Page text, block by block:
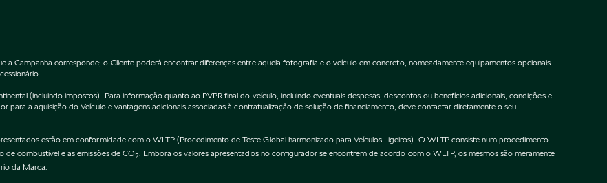
Campanha corresponde; o Cliente poderá encontrar diferenças entre aquela fotografia e o veículo em concreto, nomeadamente equipamentos opcionais.
(incluindo impostos). Para informação quanto ao PVPR final do veículo, incluindo eventuais despesas, descontos ou benefícios adicionais, condições e
a aquisição do Veículo e vantagens adicionais associadas à contratualização de solução de financiamento, deve contactar diretamente o seu
estão em conformidade com o WLTP (Procedimento de Teste Global harmonizado para Veículos Ligeiros). O WLTP consiste num procedimento
de combustível e as emissões de CO2 . Embora os valores apresentados no configurador se encontrem de acordo com o WLTP, os mesmos são meramente
da Marca.